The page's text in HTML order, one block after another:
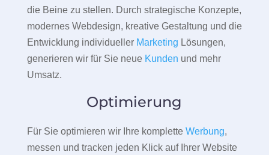
die Beine zu stellen. Durch strategische Konzepte,
modernes Webdesign, kreative Gestaltung und die
Entwicklung individueller Marketing Lösungen,
generieren wir für Sie neue Kunden und mehr
Umsatz.
Optimierung
Für Sie optimieren wir Ihre komplette Werbung,
messen und tracken jeden Klick auf Ihrer Website